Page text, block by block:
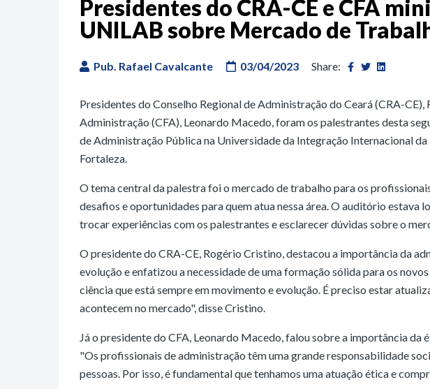
Presidentes do CRA-CE e CFA
UNILAB sobre Mercado de
Pub. Rafael Cavalcante 03/04/2023 Share:
Presidentes do Conselho Regional de Administração do Ceará (CRA-
Administração (CFA), Leonardo Macedo, foram os palestrantes desta
de Administração Pública na Universidade da Integração Internacional
Fortaleza.
O tema central da palestra foi o mercado de trabalho para os
desafios e oportunidades para quem atua nessa área. O auditório estava
trocar experiências com os palestrantes e esclarecer dúvidas sobre o
O presidente do CRA-CE, Rogério Cristino, destacou a importância da
evolução e enfatizou a necessidade de uma formação sólida para os
ciência que está sempre em movimento e evolução. É preciso estar
acontecem no mercado", disse Cristino.
Já o presidente do CFA, Leonardo Macedo, falou sobre a importância da
"Os profissionais de administração têm uma grande responsabilidade
pessoas. Por isso, é fundamental que tenhamos uma atuação ética e